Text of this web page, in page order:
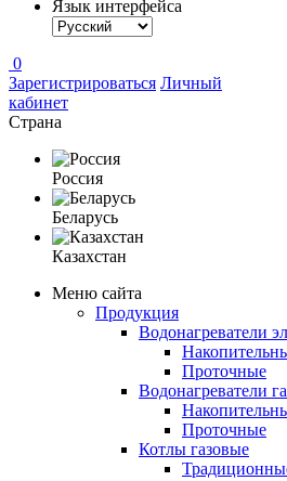
Язык интерфейса
0
Зарегистрироваться Личный
кабинет
Страна
Россия
Беларусь
Казахстан
Меню сайта
Продукция
Водонагреватели
Проточные
Водонагреватели
Проточные
Котлы газовые